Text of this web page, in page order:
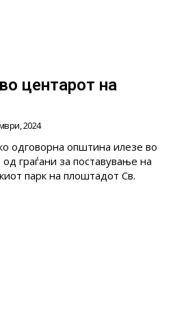
центарот на
2024
одговорна општина илезе во
граѓани за поставување на
парк на плоштадот Св.